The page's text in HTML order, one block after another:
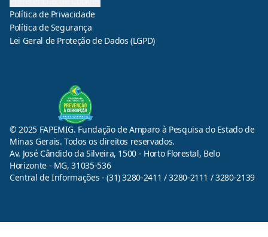
Política de Privacidade
Política de Segurança
Lei Geral de Proteção de Dados (LGPD)
© 2025 FAPEMIG. Fundação de Amparo à Pesquisa do Estado de
Minas Gerais. Todos os direitos reservados.
Av. José Cândido da Silveira, 1500 - Horto Florestal, Belo
Horizonte - MG, 31035-536
Central de Informações - (31) 3280-2411 / 3280-2111 / 3280-2139